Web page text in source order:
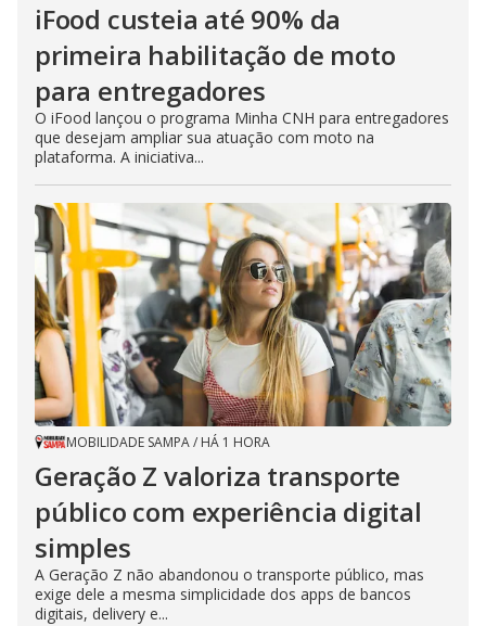
iFood custeia até 90% da
primeira habilitação de moto
para entregadores
O iFood lançou o programa Minha CNH para entregadores
que desejam ampliar sua atuação com moto na
plataforma. A iniciativa...
MOBILIDADE SAMPA/ HÁ 1 HORA
Geração Z valoriza transporte
público com experiência digital
simples
A Geração Z não abandonou o transporte público, mas
exige dele a mesma simplicidade dos apps de bancos
digitais, delivery e...